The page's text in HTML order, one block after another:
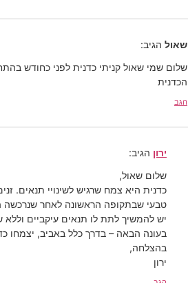
שאול הגיב:
שלום שמי שאול קניתי כדנית לפני כחודש
הכדנית
הגב
ירון הגיב:
שלום שאול,
כדנית היא צמח שרגיש לשינויי תנאים.
טבעי שבתקופה הראשונה לאחר שנרכשה
יש להמשיך לתת לו תנאים עיקביים וללא
בעונה הבאה – בדרך כלל באביב, יצמחו
בהצלחה,
ירון